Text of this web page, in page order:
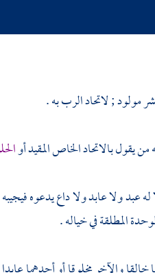
مولود ; لاتحاد الرب به .
يقول بالاتحاد الخاص المقيد أو
ولا عابد ولا داع يدعوه
المطلقة في خياله .